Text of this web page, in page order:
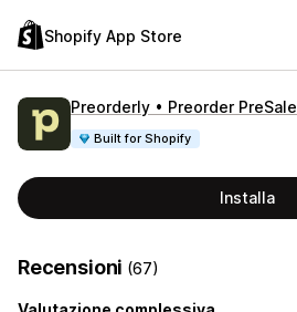
Shopify App Store
Preorderly • Preorder PreSale
Built for Shopify
Installa
Recensioni (67)